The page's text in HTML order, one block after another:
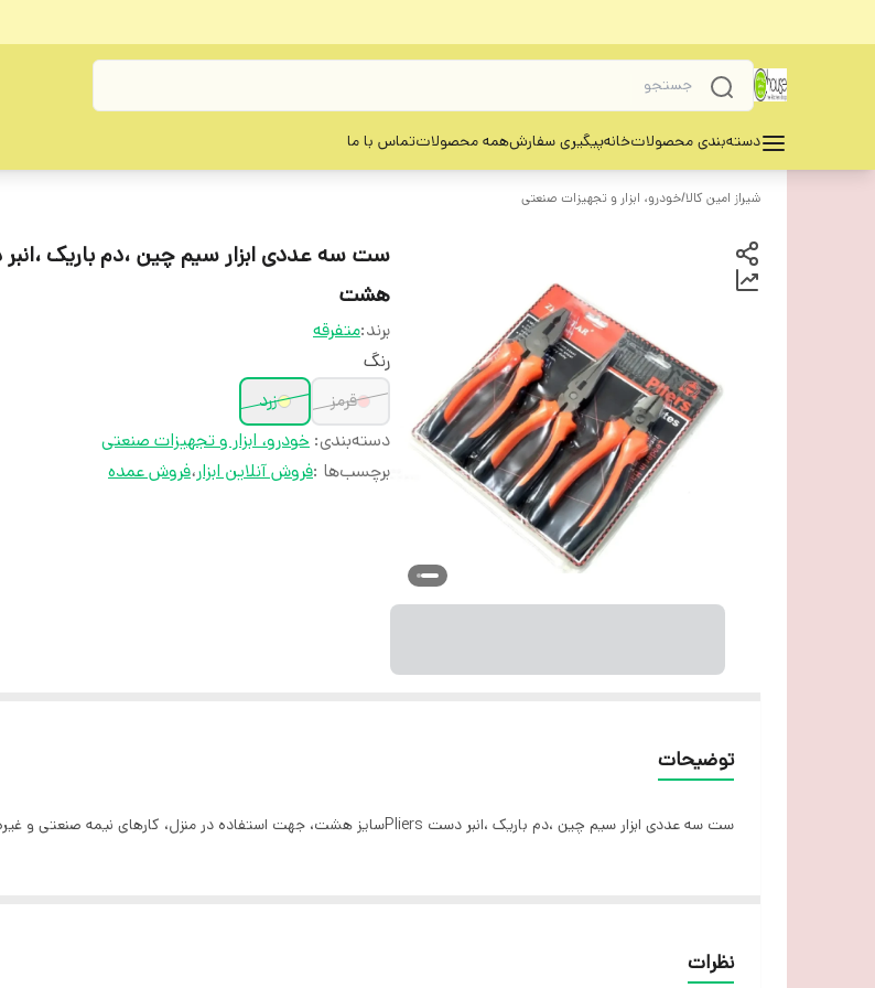
دسته‌بندی محصولاتخانهپیگیری سفارشهمه محصولاتتماس با ما
شیراز امین کالا/خودرو، ابزار و تجهیزات صنعتی
هشت
برند:متفرقه
رنگ
قرمز
زرد
دسته‌بندی: خودرو، ابزار و تجهیزات صنعتی
برچسب‌ها :فروش آنلاین ابزار،فروش عمده
توضیحات
ست سه عددی ابزار سیم چین ،دم باریک ،انبر دست Pliersسایز هشت، جهت استفاده در منزل، کارهای نیمه صنعتی و غیره
نظرات